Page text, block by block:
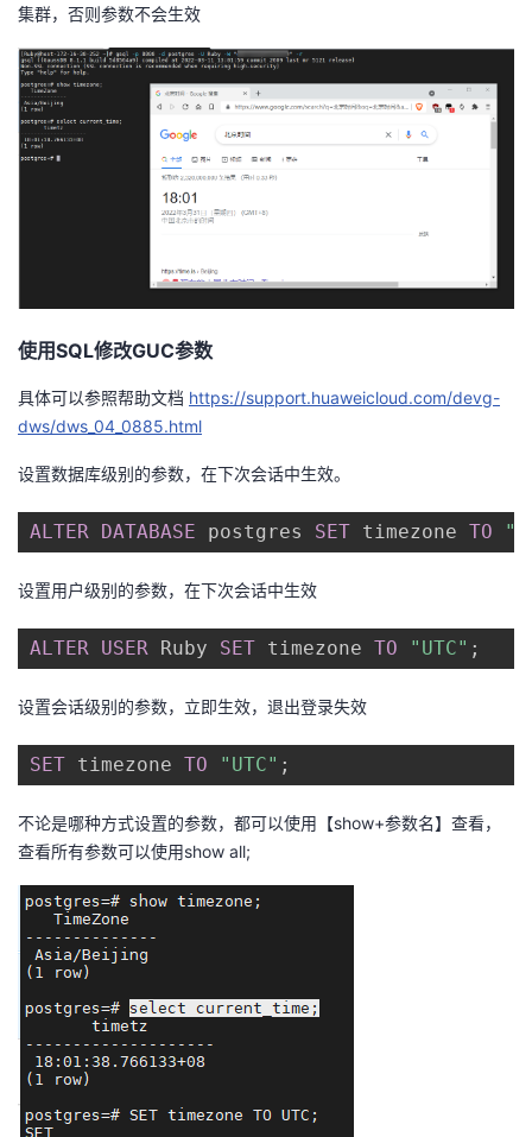
的
课
我
的
我
技
术
的
云
集群，否则参数不会生效
使用SQL修改GUC参数
具体可以参照帮助文档 https://support.huaweicloud.com/devg-
dws/dws_04_0885.html
设置数据库级别的参数， 在下次会话中生效。
ALTER DATABASE postgres SET timezone TO
设置用户级别的参数，在下次会话中生效
ALTER USER Ruby SET timezone TO "UTC" ;
设置会话级别的参数，立即生效，退出登录失效
SET timezone TO "UTC" ;
不论是哪种方式设置的参数，都可以使用【show+参数名】查看，
查看所有参数可以使用show all;